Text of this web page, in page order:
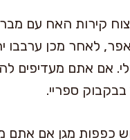
קירות האח עם
כפפות מגן אם